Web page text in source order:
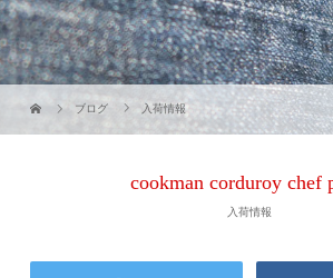
ブログ 入荷情報
cookman corduroy chef
入荷情報